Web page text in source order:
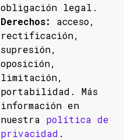
obligación legal.
Derechos:
acceso,
rectificación,
supresión,
oposición,
limitación,
portabilidad. Más
información en
nuestra política de
privacidad .